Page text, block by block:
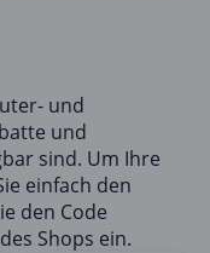
und
und
sind. Um Ihre
einfach den
den Code
Shops ein.